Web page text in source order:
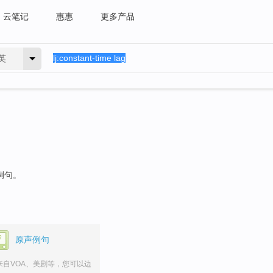
云笔记 惠惠 更多产品
。
原声例句
自VOA、美剧等，您可以边